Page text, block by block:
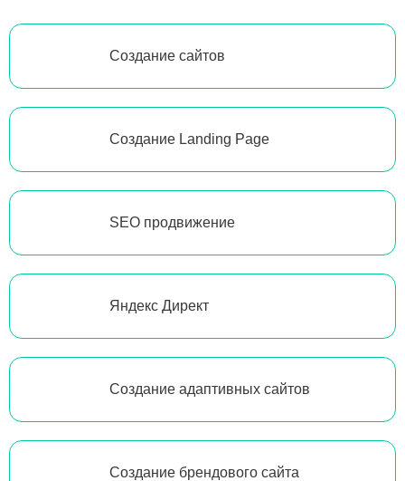
Создание сайтов
Создание Landing Page
SEO продвижение
Яндекс Директ
Создание адаптивных сайтов
Создание брендового сайта